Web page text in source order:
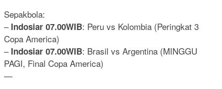
Sepakbola:
– Indosiar 07.00WIB: Peru vs Kolombia (Peringkat 3
Copa America)
– Indosiar 07.00WIB: Brasil vs Argentina (MINGGU
PAGI, Final Copa America)
—